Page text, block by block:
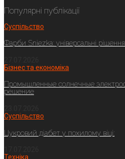
Популярні публікації
Суспільство
Фарби Sniezka: універсальні
Бізнес та економіка
Промышленные солнечные
решение
Суспільство
Цукровий діабет у похилому віці:
Техніка